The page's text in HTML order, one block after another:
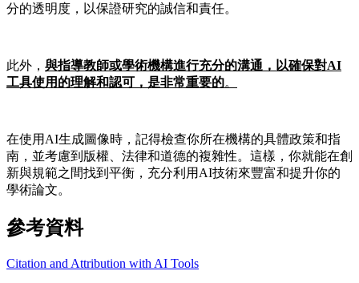
分的透明度，以保證研究的誠信和責任。
此外， 與指導教師或學術機構進行充分的溝通，以確保對AI
工具使用的理解和認可，是非常重要的。
在使用AI生成圖像時，記得檢查你所在機構的具體政策和指
南，並考慮到版權、法律和道德的複雜性。這樣，你就能在創
新與規範之間找到平衡，充分利用AI技術來豐富和提升你的
學術論文。
參考資料
Citation and Attribution with AI Tools